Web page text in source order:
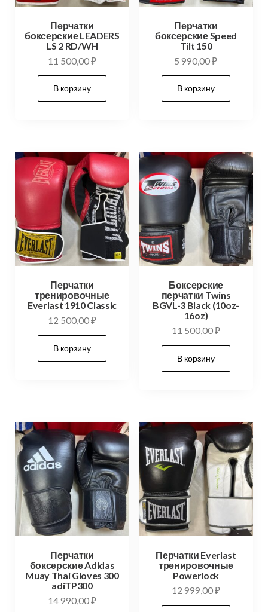
Перчатки
боксерские LEADERS
LS 2 RD/WH
11 500,00₽
В корзину
Перчатки
боксерские Speed
Tilt 150
5 990,00₽
В корзину
Перчатки
тренировочные
Everlast 1910 Classic
12 500,00₽
В корзину
Боксерские
перчатки Twins
BGVL-3 Black (10oz-
16oz)
11 500,00₽
В корзину
Перчатки
боксерские Adidas
Muay Thai Gloves 300
adiTP300
14 990,00₽
Перчатки Everlast
тренировочные
Powerlock
12 999,00₽